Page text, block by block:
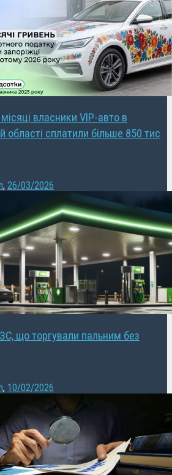
власники VIP-авто в
області сплатили більше 850 тис
, 26/03/2026
що торгували пальним без
, 10/02/2026